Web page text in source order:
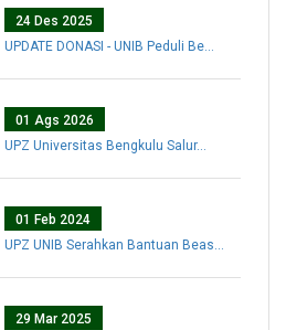
24 Des 2025
UPDATE DONASI - UNIB Peduli Be...
01 Ags 2026
UPZ Universitas Bengkulu Salur...
01 Feb 2024
UPZ UNIB Serahkan Bantuan Beas...
29 Mar 2025